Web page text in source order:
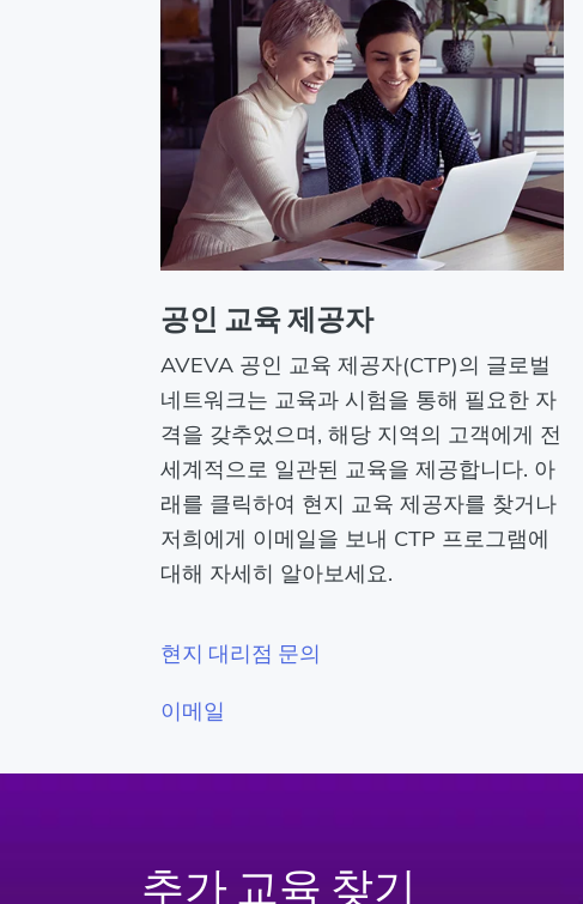
공인 교육 제공자
AVEVA 공인 교육 제공자(CTP)의 글로벌
네트워크는 교육과 시험을 통해 필요한 자
격을 갖추었으며, 해당 지역의 고객에게 전
세계적으로 일관된 교육을 제공합니다. 아
래를 클릭하여 현지 교육 제공자를 찾거나
저희에게 이메일을 보내 CTP 프로그램에
대해 자세히 알아보세요.
현지 대리점 문의
이메일
추가 교육 찾기